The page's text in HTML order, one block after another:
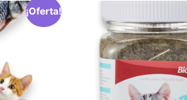
¡Oferta!